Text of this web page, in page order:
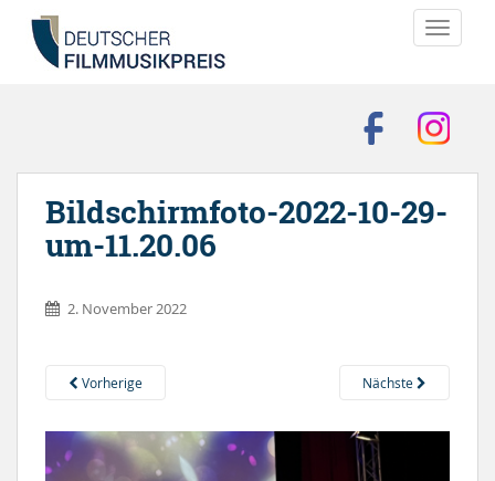
Bildschirmfoto-2022-10-29-
um-11.20.06
2. November 2022
Vorherige Nächste